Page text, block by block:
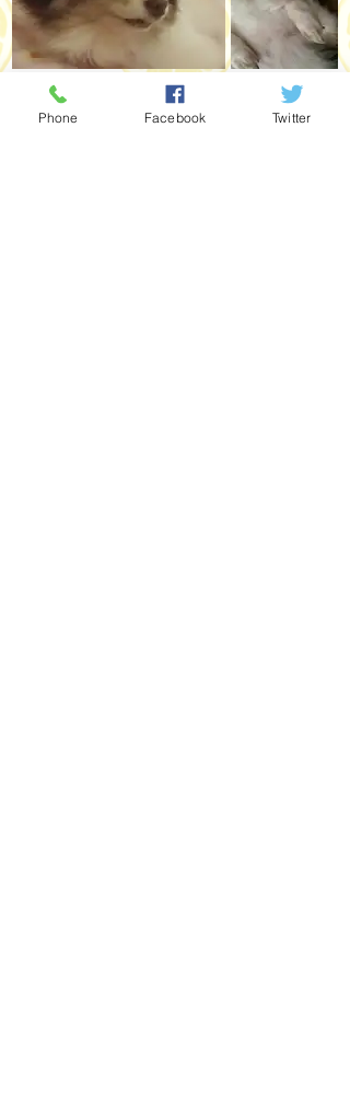
Phone Facebook Twitter